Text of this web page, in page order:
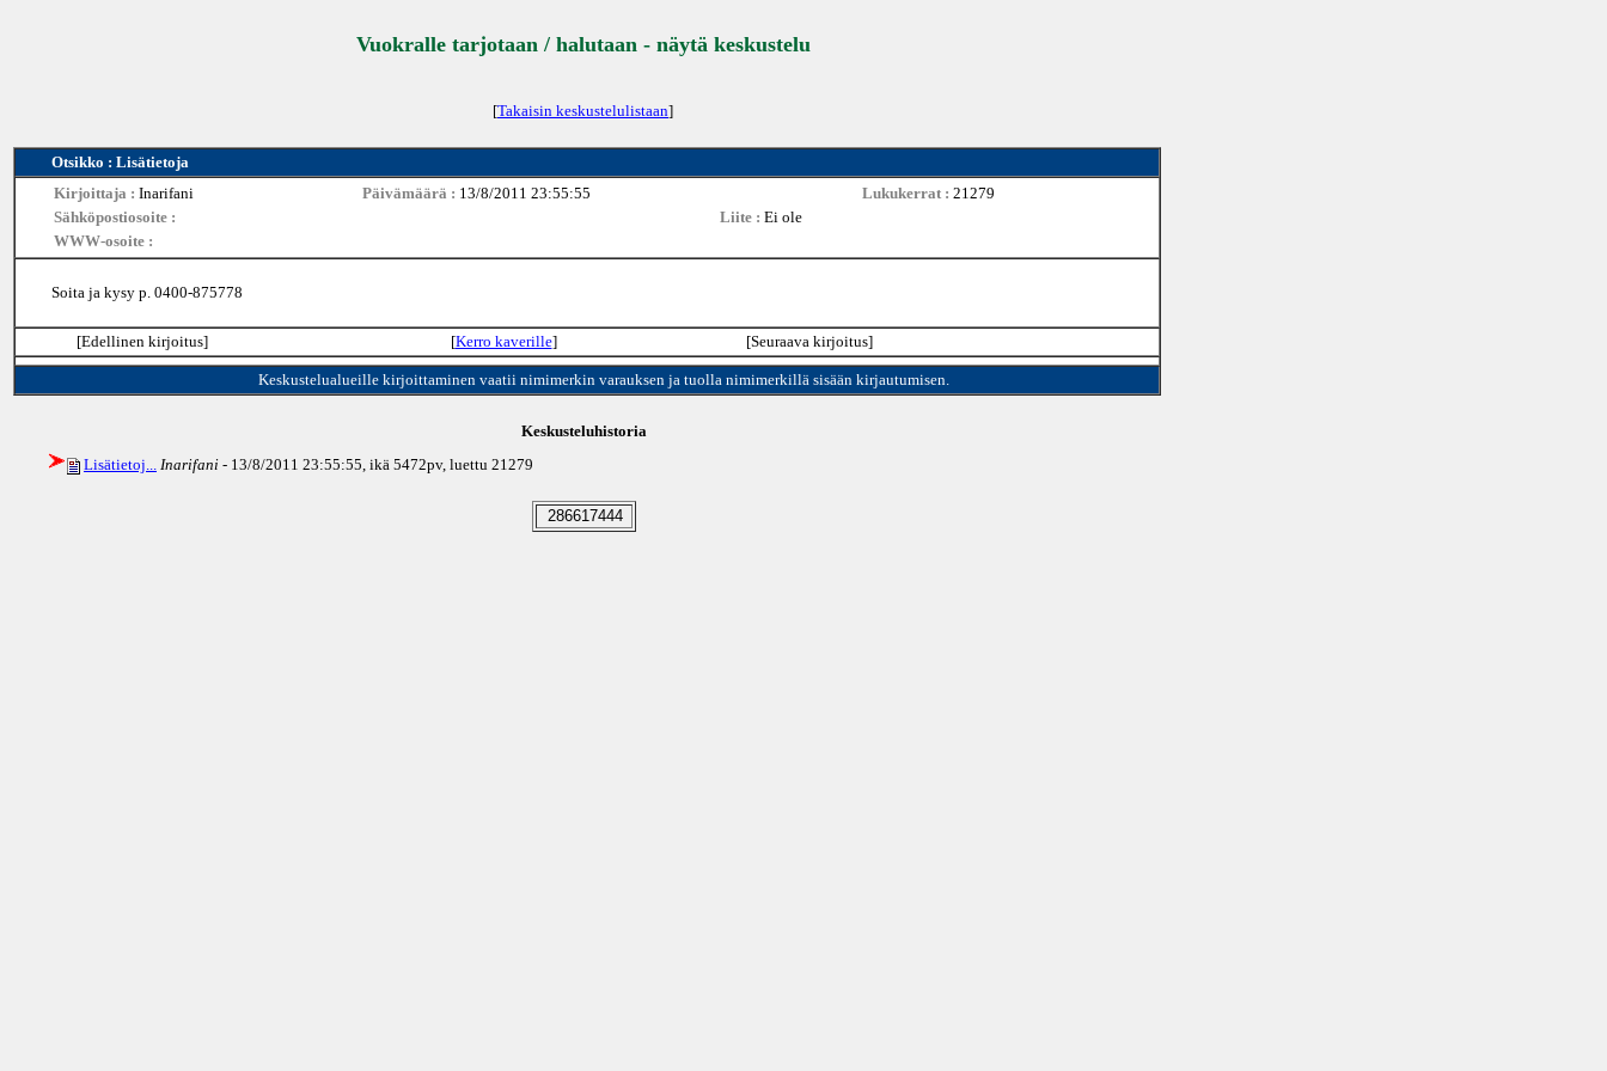
Vuokralle tarjotaan / halutaan - näytä keskustelu
[Takaisin keskustelulistaan]
Otsikko : Lisätietoja
Kirjoittaja : Inarifani Päivämäärä : 13/8/2011 23:55:55 Lukukerrat : 21279
Sähköpostiosoite :
Liite : Ei ole
WWW-osoite :
Soita ja kysy p. 0400-875778
[Edellinen kirjoitus] [Kerro kaverille] [Seuraava kirjoitus]
Keskustelualueille kirjoittaminen vaatii nimimerkin varauksen ja tuolla nimimerkillä sisään kirjautumisen.
Keskusteluhistoria
Lisätietoj... Inarifani - 13/8/2011 23:55:55, ikä 5472pv, luettu 21279
286617444